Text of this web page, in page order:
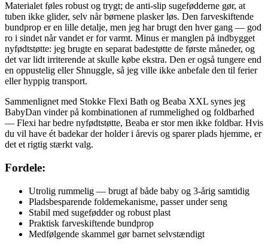
Materialet føles robust og trygt; de anti-slip sugefødderne gør, at
tuben ikke glider, selv når børnene plasker løs. Den farveskiftende
bundprop er en lille detalje, men jeg har brugt den hver gang — god
ro i sindet når vandet er for varmt. Minus er manglen på indbygget
nyfødtstøtte: jeg brugte en separat badestøtte de første måneder, og
det var lidt irriterende at skulle købe ekstra. Den er også tungere end
en oppustelig eller Shnuggle, så jeg ville ikke anbefale den til ferier
eller hyppig transport.
Sammenlignet med Stokke Flexi Bath og Beaba XXL synes jeg
BabyDan vinder på kombinationen af rummelighed og foldbarhed
— Flexi har bedre nyfødtstøtte, Beaba er stor men ikke foldbar. Hvis
du vil have ét badekar der holder i årevis og sparer plads hjemme, er
det et rigtig stærkt valg.
Fordele:
Utrolig rummelig — brugt af både baby og 3-årig samtidig
Pladsbesparende foldemekanisme, passer under seng
Stabil med sugefødder og robust plast
Praktisk farveskiftende bundprop
Medfølgende skammel gør barnet selvstændigt